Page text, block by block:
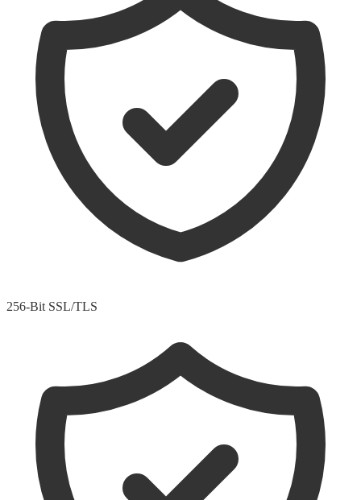
256-Bit SSL/TLS